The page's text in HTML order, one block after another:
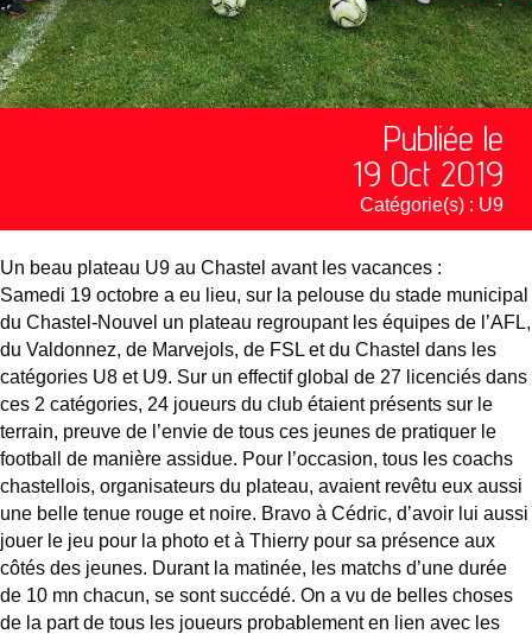
Publiée le
19 Oct 2019
Catégorie(s) : U9
Un beau plateau U9 au Chastel avant les vacances :
Samedi 19 octobre a eu lieu, sur la pelouse du stade municipal
du Chastel-Nouvel un plateau regroupant les équipes de l’AFL,
du Valdonnez, de Marvejols, de FSL et du Chastel dans les
catégories U8 et U9. Sur un effectif global de 27 licenciés dans
ces 2 catégories, 24 joueurs du club étaient présents sur le
terrain, preuve de l’envie de tous ces jeunes de pratiquer le
football de manière assidue. Pour l’occasion, tous les coachs
chastellois, organisateurs du plateau, avaient revêtu eux aussi
une belle tenue rouge et noire. Bravo à Cédric, d’avoir lui aussi
jouer le jeu pour la photo et à Thierry pour sa présence aux
côtés des jeunes. Durant la matinée, les matchs d’une durée
de 10 mn chacun, se sont succédé. On a vu de belles choses
de la part de tous les joueurs probablement en lien avec les